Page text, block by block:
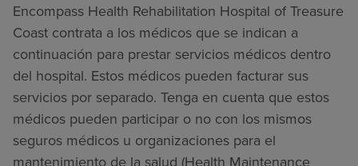
Encompass Health Rehabilitation Hospital of Treasure
Coast contrata a los médicos que se indican a
continuación para prestar servicios médicos dentro
del hospital. Estos médicos pueden facturar sus
servicios por separado. Tenga en cuenta que estos
médicos pueden participar o no con los mismos
seguros médicos u organizaciones para el